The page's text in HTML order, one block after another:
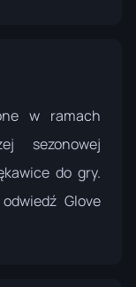
w ramach
sezonowej
do gry.
Glove